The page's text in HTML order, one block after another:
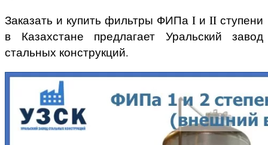
Заказать и купить фильтры ФИПа I и II ступени
в Казахстане предлагает Уральский завод
стальных конструкций.